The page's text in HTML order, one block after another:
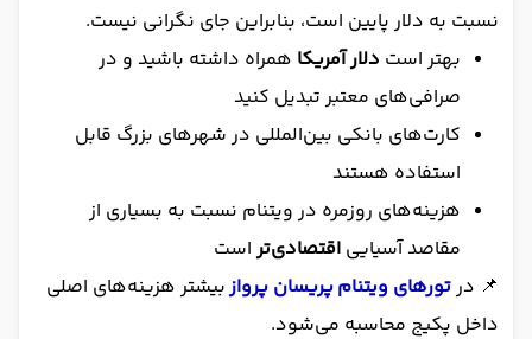
نسبت به دلار پایین است، بنابراین جای نگرانی نیست.
بهتر است دلار آمریکا همراه داشته باشید و در
صرافی‌های معتبر تبدیل کنید
کارت‌های بانکی بین‌المللی در شهرهای بزرگ قابل
استفاده هستند
هزینه‌های روزمره در ویتنام نسبت به بسیاری از
مقاصد آسیایی اقتصادی‌تراست
📌 درتورهای ویتنامپریسان پروازبیشتر هزینه‌های اصلی
داخل پکیج محاسبه می‌شود.